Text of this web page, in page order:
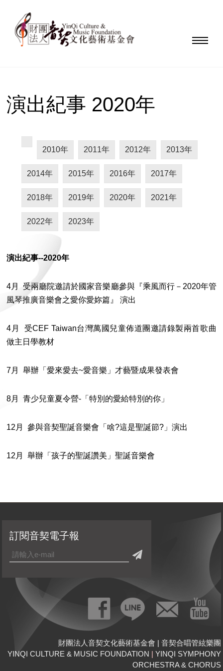
演出紀事 2020年
2010年 2011年 2012年 2013年
2014年 2015年 2016年 2017年
2018年 2019年 2020年 2021年
2022年 2023年
演出紀事--2020年
4月 受兩廳院邀請於國家音樂廳參與『乘風而行－2020年管
風琴推廣音樂會之愛你愛妳篇』 演出
4月 受CEF Taiwan台灣萬國兒童佈道團邀請錄製兩首歌曲
做主日學教材
7月 舉辦「愛來愛去~愛音樂」才藝暨成果發表會
8月 青少兒童夏令營-「特別的愛給特別的你」
12月 參與音契聖誕音樂會「啥?這是聖誕節?」演出
12月 舉辦「孩子的聖誕讚美」聖誕音樂會
財團法人音契文化藝術基金會 | 音契合唱管絃樂團
YINQI CULTURE & MUSIC FOUNDATION | YINQI SYMPHONY
ORCHESTRA & CHORUS
訂閱音契電子報